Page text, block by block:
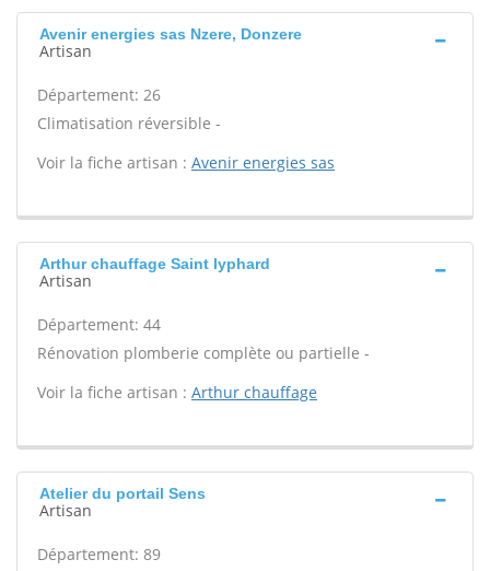
Avenir energies sas Nzere, Donzere
Artisan
Département: 26
Climatisation réversible -
Voir la fiche artisan : Avenir energies sas
Arthur chauffage Saint lyphard
Artisan
Département: 44
Rénovation plomberie complète ou partielle -
Voir la fiche artisan : Arthur chauffage
Atelier du portail Sens
Artisan
Département: 89